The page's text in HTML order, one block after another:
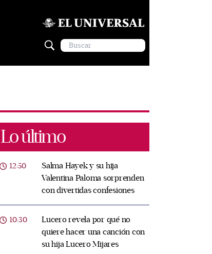
Lo último
12:50
Salma Hayek y su hija
Valentina Paloma sorprenden
con divertidas confesiones
10:30
Lucero revela por qué no
quiere hacer una canción con
su hija Lucero Mijares